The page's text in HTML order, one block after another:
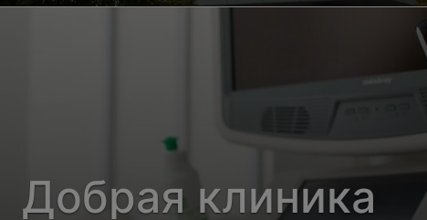
Добрая клиника